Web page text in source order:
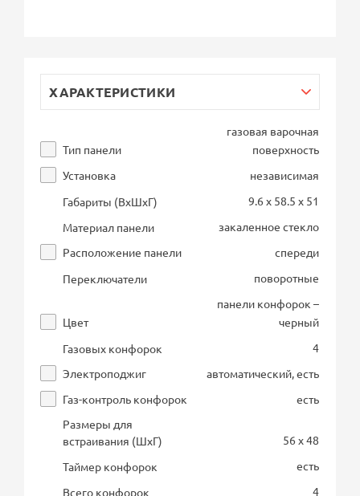
ХАРАКТЕРИСТИКИ
Тип панели
газовая варочная
поверхность
Установка
независимая
Габариты (ВхШхГ)
9.6 x 58.5 x 51
Материал панели
закаленное стекло
Расположение панели
спереди
Переключатели
поворотные
Цвет
панели конфорок –
черный
Газовых конфорок
4
Электроподжиг
автоматический, есть
Газ-контроль конфорок
есть
Размеры для
встраивания (ШхГ)
56 x 48
Таймер конфорок
есть
Всего конфорок
4